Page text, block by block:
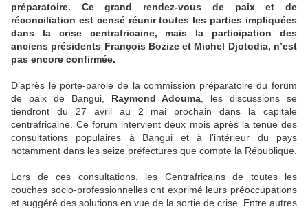
préparatoire. Ce grand rendez-vous de paix et de
réconciliation est censé réunir toutes les parties impliquées
dans la crise centrafricaine, mais la participation des
anciens présidents François Bozize et Michel Djotodia, n’est
pas encore confirmée.
D’après le porte-parole de la commission préparatoire du forum
de paix de Bangui, Raymond Adouma , les discussions se
tiendront du 27 avril au 2 mai prochain dans la capitale
centrafricaine. Ce forum intervient deux mois après la tenue des
consultations populaires à Bangui et à l’intérieur du pays
notamment dans les seize préfectures que compte la République.
Lors de ces consultations, les Centrafricains de toutes les
couches socio-professionnelles ont exprimé leurs préoccupations
et suggéré des solutions en vue de la sortie de crise. Entre autres